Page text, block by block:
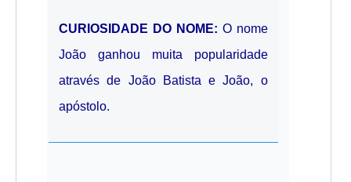
CURIOSIDADE DO NOME: O nome
João ganhou muita popularidade
através de João Batista e João, o
apóstolo.